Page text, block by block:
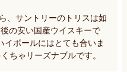
、サントリーのトリスは如
の安い国産ウイスキーで
ボールにはとても合いま
ちゃリーズナブルです。